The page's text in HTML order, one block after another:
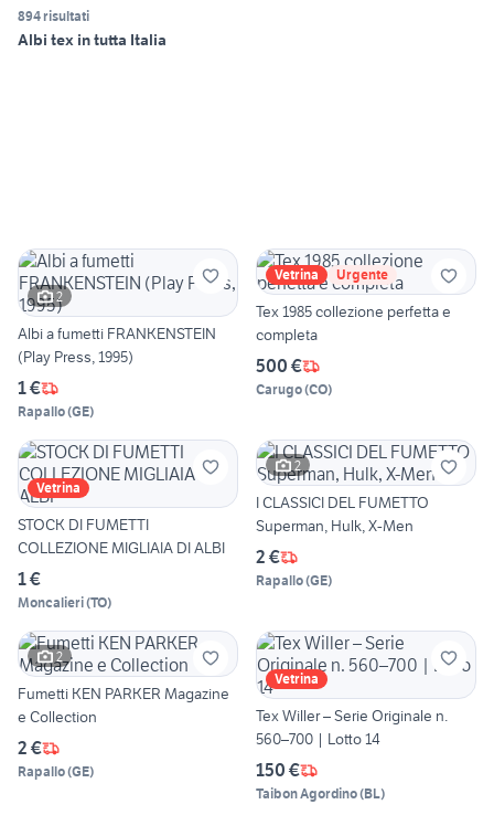
894 risultati
Albi tex in tutta Italia
2
Albi a fumetti FRANKENSTEIN
(Play Press, 1995)
1 €
Rapallo(GE)
Vetrina Urgente
Tex 1985 collezione perfetta e
completa
500 €
Carugo(CO)
Vetrina
STOCK DI FUMETTI
COLLEZIONE MIGLIAIA DI ALBI
1 €
Moncalieri(TO)
2
I CLASSICI DEL FUMETTO
Superman, Hulk, X-Men
2 €
Rapallo(GE)
2
Fumetti KEN PARKER Magazine
e Collection
2 €
Rapallo(GE)
Vetrina
Tex Willer – Serie Originale n.
560–700 | Lotto 14
150 €
Taibon Agordino(BL)